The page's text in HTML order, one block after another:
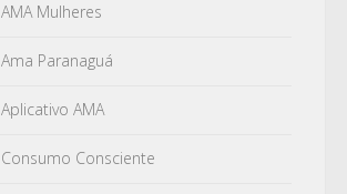
AMA Mulheres
Ama Paranaguá
Aplicativo AMA
Consumo Consciente